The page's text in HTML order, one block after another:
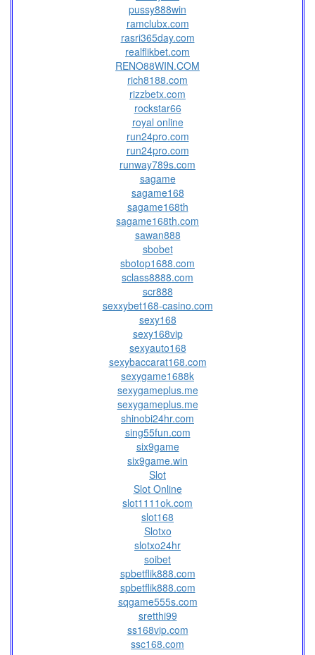
pussy888win
ramclubx.com
rasri365day.com
realflikbet.com
RENO88WIN.COM
rich8188.com
rizzbetx.com
rockstar66
royal online
run24pro.com
run24pro.com
runway789s.com
sagame
sagame168
sagame168th
sagame168th.com
sawan888
sbobet
sbotop1688.com
sclass8888.com
scr888
sexxybet168-casino.com
sexy168
sexy168vip
sexyauto168
sexybaccarat168.com
sexygame1688k
sexygameplus.me
sexygameplus.me
shinobi24hr.com
sing55fun.com
six9game
six9game.win
Slot
Slot Online
slot1111ok.com
slot168
Slotxo
slotxo24hr
soibet
spbetflik888.com
spbetflik888.com
sqgame555s.com
sretthi99
ss168vip.com
ssc168.com